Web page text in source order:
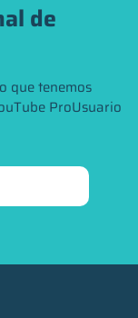
de
que tenemos
ProUsuario